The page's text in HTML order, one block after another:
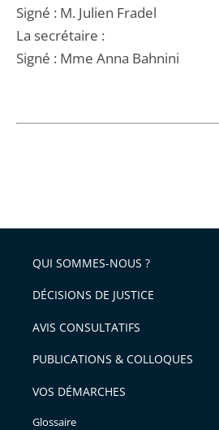
Signé : M. Julien Fradel
La secrétaire :
Signé : Mme Anna Bahnini
QUI SOMMES-NOUS ?
DÉCISIONS DE JUSTICE
AVIS CONSULTATIFS
PUBLICATIONS & COLLOQUES
VOS DÉMARCHES
Glossaire